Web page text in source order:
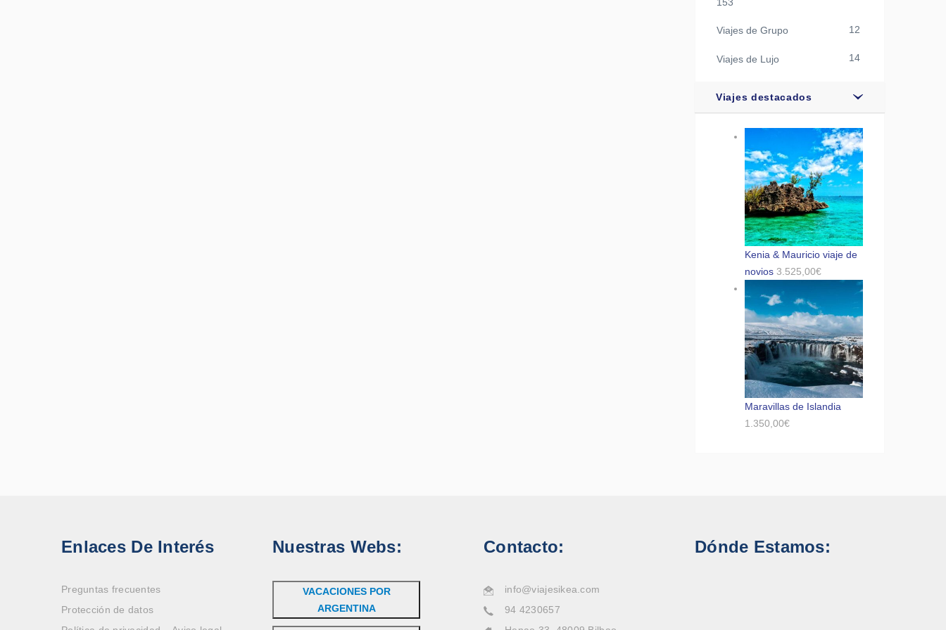
Viajes de Grupo 12
Viajes de Lujo 14
Viajes destacados
Kenia & Mauricio viaje de
novios 3.525,00€
Maravillas de Islandia
1.350,00€
Enlaces De Interés
Preguntas frecuentes
Protección de datos
Nuestras Webs:
VACACIONES POR
ARGENTINA
Contacto:
info@viajesikea.com
94 4230657
Dónde Estamos: